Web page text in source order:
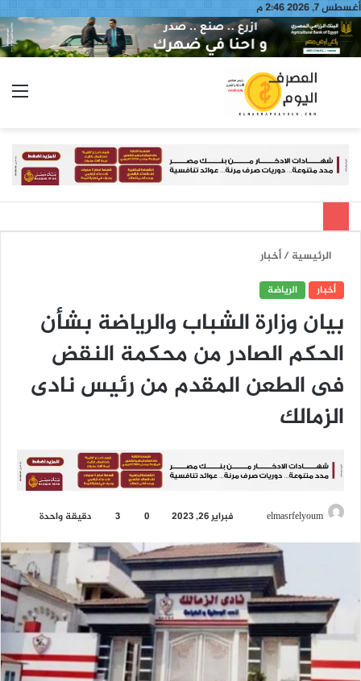
أغسطس 7, 2026 2:46 م
بحث
الرئيسية/أخبار
أخبار الرياضة
بيان وزارة الشباب والرياضة بشأن
الحكم الصادر من محكمة النقض
فى الطعن المقدم من رئيس نادى
الزمالك
elmasrfelyoum
س
ل
ب
ر
د
ا
فبراير 26, 2023 0
3 دقيقة واحدة